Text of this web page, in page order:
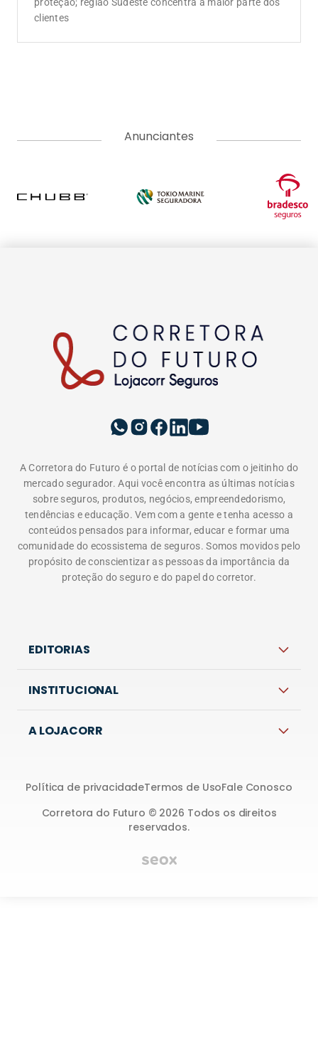
proteção; região Sudeste concentra a maior parte dos
clientes
Anunciantes
A Corretora do Futuro é o portal de notícias com o jeitinho do
mercado segurador. Aqui você encontra as últimas notícias
sobre seguros, produtos, negócios, empreendedorismo,
tendências e educação. Vem com a gente e tenha acesso a
conteúdos pensados para informar, educar e formar uma
comunidade do ecossistema de seguros. Somos movidos pelo
propósito de conscientizar as pessoas da importância da
proteção do seguro e do papel do corretor.
EDITORIAS
INSTITUCIONAL
A LOJACORR
Corretora do Futuro © 2026 Todos os direitos
reservados.
Política de privacidadeTermos de UsoFale Conosco